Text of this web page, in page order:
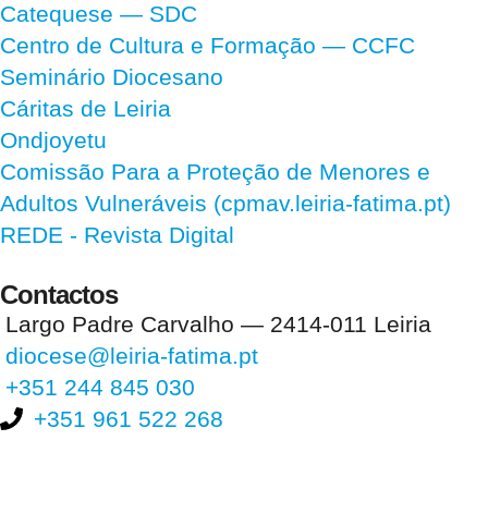
Catequese — SDC
Centro de Cultura e Formação — CCFC
Seminário Diocesano
Cáritas de Leiria
Ondjoyetu
Comissão Para a Proteção de Menores e
Adultos Vulneráveis (cpmav.leiria-fatima.pt)
REDE - Revista Digital
Contactos
Largo Padre Carvalho — 2414-011 Leiria
diocese@leiria-fatima.pt
+351 244 845 030
+351 961 522 268